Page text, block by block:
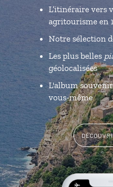
L’itinéraire vers
agritourisme en
Notre sélection
Les plus belles
géolocalisées
L'album
vous-même